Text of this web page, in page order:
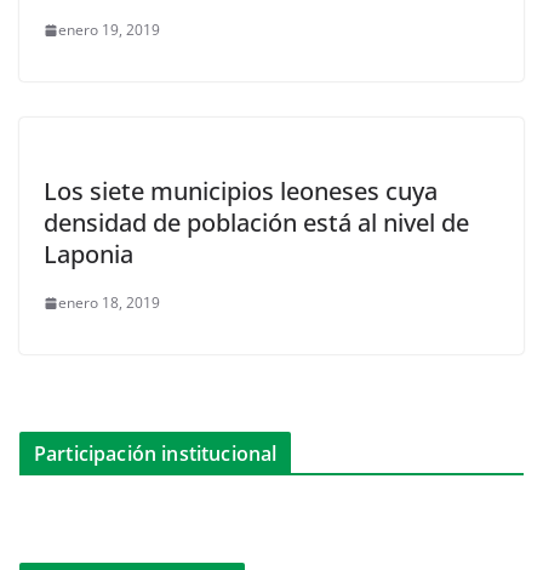
enero 19, 2019
Los siete municipios leoneses cuya
densidad de población está al nivel de
Laponia
enero 18, 2019
Participación institucional